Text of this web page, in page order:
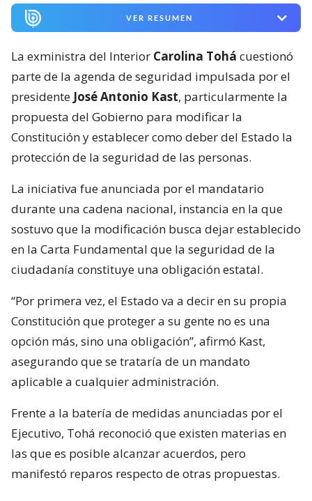
VER RESUMEN
La exministra del Interior Carolina Tohá cuestionó
parte de la agenda de seguridad impulsada por el
presidente José Antonio Kast, particularmente la
propuesta del Gobierno para modificar la
Constitución y establecer como deber del Estado la
protección de la seguridad de las personas.
La iniciativa fue anunciada por el mandatario
durante una cadena nacional, instancia en la que
sostuvo que la modificación busca dejar establecido
en la Carta Fundamental que la seguridad de la
ciudadanía constituye una obligación estatal.
“Por primera vez, el Estado va a decir en su propia
Constitución que proteger a su gente no es una
opción más, sino una obligación”, afirmó Kast,
asegurando que se trataría de un mandato
aplicable a cualquier administración.
Frente a la batería de medidas anunciadas por el
Ejecutivo, Tohá reconoció que existen materias en
las que es posible alcanzar acuerdos, pero
manifestó reparos respecto de otras propuestas.